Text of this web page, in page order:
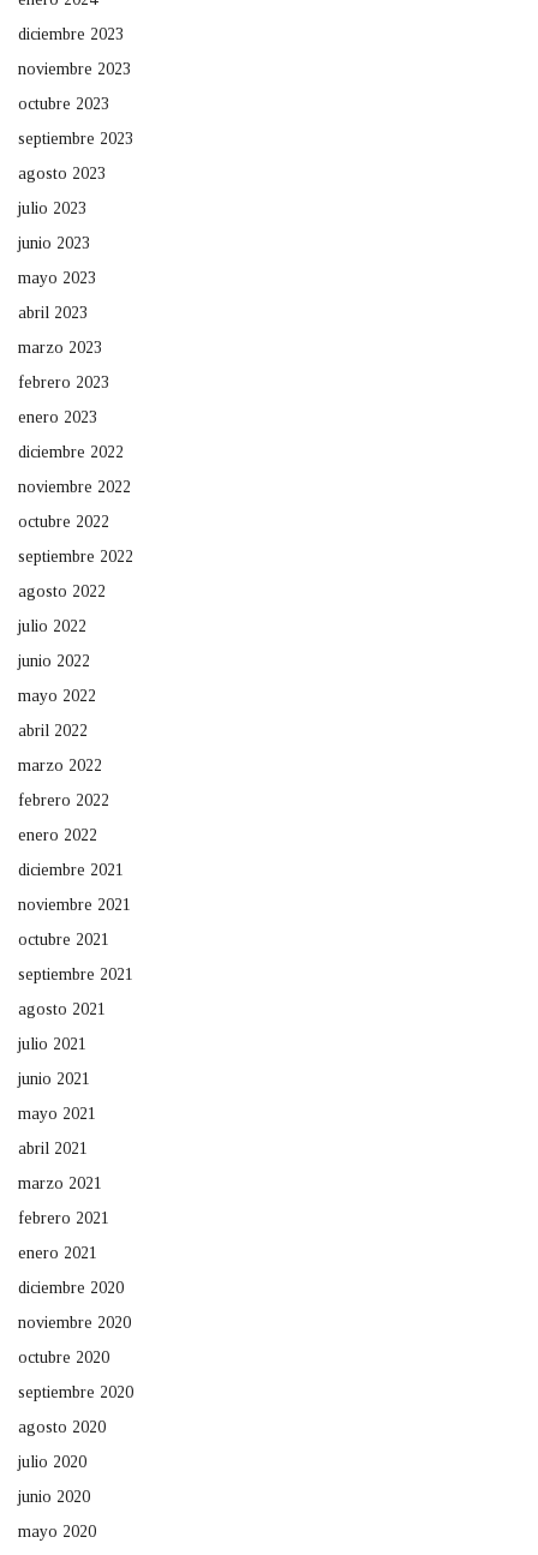
diciembre 2023
noviembre 2023
octubre 2023
septiembre 2023
agosto 2023
julio 2023
junio 2023
mayo 2023
abril 2023
marzo 2023
febrero 2023
enero 2023
diciembre 2022
noviembre 2022
octubre 2022
septiembre 2022
agosto 2022
julio 2022
junio 2022
mayo 2022
abril 2022
marzo 2022
febrero 2022
enero 2022
diciembre 2021
noviembre 2021
octubre 2021
septiembre 2021
agosto 2021
julio 2021
junio 2021
mayo 2021
abril 2021
marzo 2021
febrero 2021
enero 2021
diciembre 2020
noviembre 2020
octubre 2020
septiembre 2020
agosto 2020
julio 2020
junio 2020
mayo 2020